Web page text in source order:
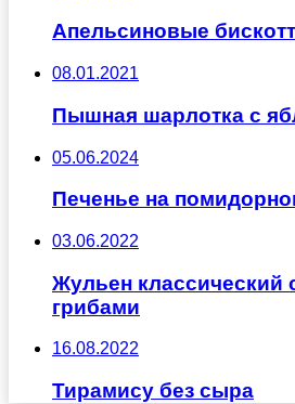
Апельсиновые
08.01.2021
Пышная шарлотка с
05.06.2024
Печенье на
03.06.2022
Жульен классический
грибами
16.08.2022
Тирамису без сыра